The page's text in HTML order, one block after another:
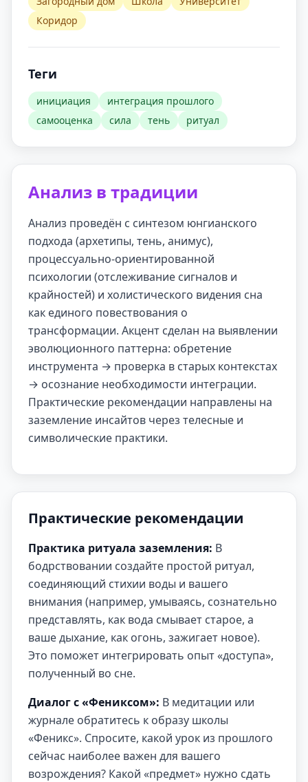
Коридор
Теги
инициация
интеграция прошлого
самооценка
сила тень ритуал
Анализ в традиции
Анализ проведён с синтезом юнгианского
подхода (архетипы, тень, анимус),
процессуально-ориентированной
психологии (отслеживание сигналов и
крайностей) и холистического видения сна
как единого повествования о
трансформации. Акцент сделан на выявлении
эволюционного паттерна: обретение
инструмента → проверка в старых контекстах
→ осознание необходимости интеграции.
Практические рекомендации направлены на
заземление инсайтов через телесные и
символические практики.
Практические рекомендации
Практика ритуала заземления: В
бодрствовании создайте простой ритуал,
соединяющий стихии воды и вашего
внимания (например, умываясь, сознательно
представлять, как вода смывает старое, а
ваше дыхание, как огонь, зажигает новое).
Это поможет интегрировать опыт «доступа»,
полученный во сне.
Диалог с «Фениксом»: В медитации или
журнале обратитесь к образу школы
«Феникс». Спросите, какой урок из прошлого
сейчас наиболее важен для вашего
возрождения? Какой «предмет» нужно сдать